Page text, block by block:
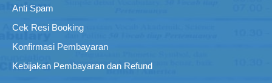
Anti Spam
Cek Resi Booking
Konfirmasi Pembayaran
Kebijakan Pembayaran dan Refund